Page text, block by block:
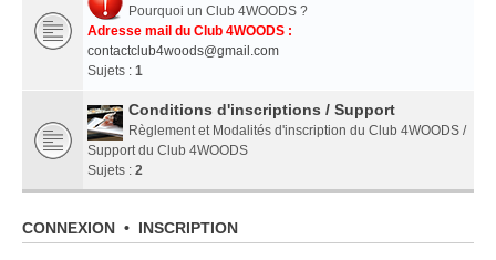
Pourquoi un Club 4WOODS ?
Adresse mail du Club 4WOODS :
contactclub4woods@gmail.com
Sujets : 1
Conditions d'inscriptions / Support
Règlement et Modalités d'inscription du Club 4WOODS /
Support du Club 4WOODS
Sujets : 2
CONNEXION • INSCRIPTION